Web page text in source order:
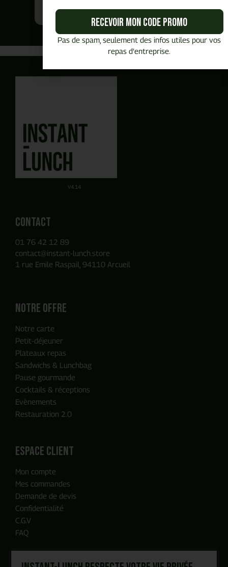
autonomie
commercial
Vous avez commencé un panier,
Vous souhaitezgénérer un devis PDF
J'obtiens mon devis en ligne
en quelques clics
Obtenez un devis par E-mail de manière autonome sur la
base des produits que vous avez ajouté à votre panier.
Besoin de plus d'information ?
Vous préférezêtre
Planifier un rendez-vous
avec un commercial
Ou utilisez notre Formulaire de contact
Notre équipe reviendra vers vous
en moins de 24h, c'est promis
V4.14
Contact
01 76 42 12 89
contact@instant-lunch.store
1 rue Emile Raspail, 94110 Arcueil
Notre offre
Notre carte
Petit-déjeuner
Plateaux repas
Sandwichs & Lunchbag
Pause gourmande
Cocktails & réceptions
Evènements
Restauration 2.0
espace client
Mon compte
Mes commandes
Demande de devis
Confidentialité
C.G.V
FAQ
Recevoir mon code promo
Pas de spam, seulement des infos utiles pour vos
repas d’entreprise.